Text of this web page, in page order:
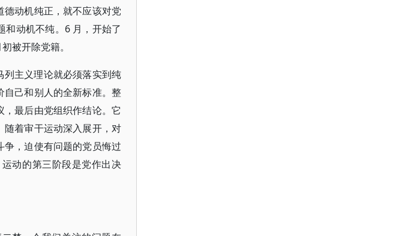
动机纯正，就不应该对党
和动机不纯。6 月，开始了
被开除党籍。
列主义理论就必须落实到纯
己和别人的全新标准。整
最后由党组织作结论。它
着审干运动深入展开，对
，迫使有问题的党员悔过
动的第三阶段是党作出决